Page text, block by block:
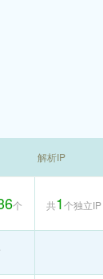
解析IP
个 共1个独立IP